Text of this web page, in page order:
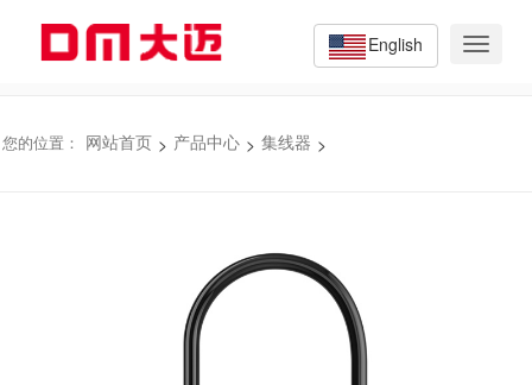
Toggle
English
您的位置： 网站首页 > 产品中心 > 集线器 >